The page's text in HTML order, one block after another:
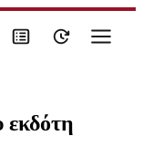
εκδότη